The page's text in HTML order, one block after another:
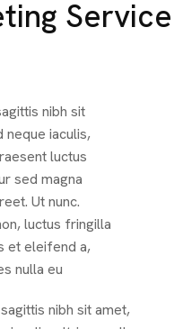
Service
nibh sit
neque iaculis,
luctus
sed magna
Ut nunc.
luctus fringilla
et eleifend a,
nulla eu
nibh sit amet,